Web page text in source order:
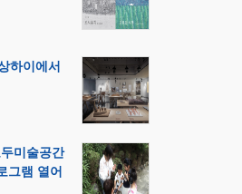
하이에서
미술공간
그램 열어